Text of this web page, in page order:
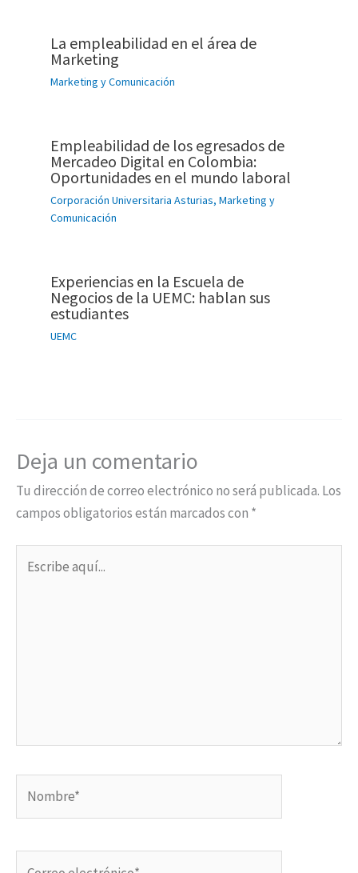
La empleabilidad en el área de
Marketing
Marketing y Comunicación
Empleabilidad de los egresados de
Mercadeo Digital en Colombia:
Oportunidades en el mundo laboral
Corporación Universitaria Asturias, Marketing y
Comunicación
Experiencias en la Escuela de
Negocios de la UEMC: hablan sus
estudiantes
UEMC
Deja un comentario
Tu dirección de correo electrónico no será publicada. Los
campos obligatorios están marcados con *
aquí...